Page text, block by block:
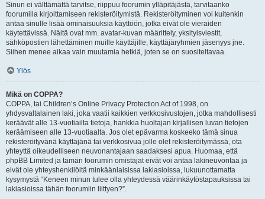
Sinun ei välttämättä tarvitse, riippuu foorumin ylläpitäjästä, tarvitaanko
foorumilla kirjoittamiseen rekisteröitymistä. Rekisteröityminen voi kuitenkin
antaa sinulle lisää ominaisuuksia käyttöön, jotka eivät ole vieraiden
käytettävissä. Näitä ovat mm. avatar-kuvan määrittely, yksityisviestit,
sähköpostien lähettäminen muille käyttäjille, käyttäjäryhmien jäsenyys jne.
Siihen menee aikaa vain muutamia hetkiä, joten se on suositeltavaa.
Ylös
Mikä on COPPA?
COPPA, tai Children’s Online Privacy Protection Act of 1998, on
yhdysvaltalainen laki, joka vaatii kaikkien verkkosivustojen, jotka mahdollisesti
keräävät alle 13-vuotiailta tietoja, hankkia huoltajan kirjallisen luvan tietojen
keräämiseen alle 13-vuotiaalta. Jos olet epävarma koskeeko tämä sinua
rekisteröityvänä käyttäjänä tai verkkosivua jolle olet rekisteröitymässä, ota
yhteyttä oikeudelliseen neuvonantajaan saadaksesi apua. Huomaa, että
phpBB Limited ja tämän foorumin omistajat eivät voi antaa lakineuvontaa ja
eivät ole yhteyshenkilöitä minkäänlaisissa lakiasioissa, lukuunottamatta
kysymystä “Keneen minun tulee olla yhteydessä väärinkäytöstapauksissa tai
lakiasioissa tähän foorumiin liittyen?”.